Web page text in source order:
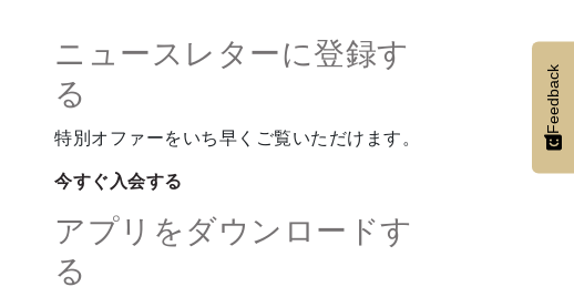
ニュースレターに登録す
る
特別オファーをいち早くご覧いただけます。
今すぐ入会する
アプリをダウンロードす
る
Feedback